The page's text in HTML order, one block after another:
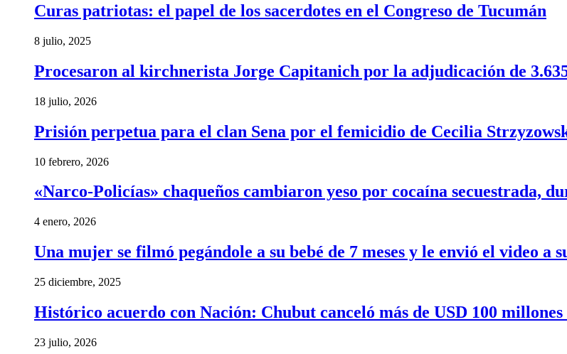
Curas patriotas: el papel de los sacerdotes en el Congreso de Tucumán
8 julio, 2025
Procesaron al kirchnerista Jorge Capitanich por la adjudicación de
18 julio, 2026
Prisión perpetua para el clan Sena por el femicidio de Cecilia
10 febrero, 2026
«Narco-Policías» chaqueños cambiaron yeso por cocaína secuestrada,
4 enero, 2026
Una mujer se filmó pegándole a su bebé de 7 meses y le envió el video a
25 diciembre, 2025
Histórico acuerdo con Nación: Chubut canceló más de USD 100
23 julio, 2026